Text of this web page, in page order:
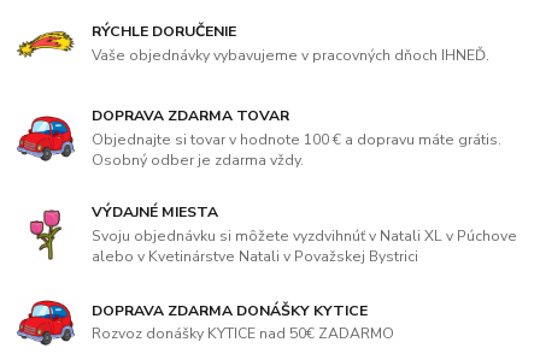
RÝCHLE DORUČENIE
Vaše objednávky vybavujeme v pracovných dňoch IHNEĎ.
DOPRAVA ZDARMA TOVAR
Objednajte si tovar v hodnote 100 € a dopravu máte grátis.
Osobný odber je zdarma vždy.
VÝDAJNÉ MIESTA
Svoju objednávku si môžete vyzdvihnúť v Natali XL v Púchove
alebo v Kvetinárstve Natali v Považskej Bystrici
DOPRAVA ZDARMA DONÁŠKY KYTICE
Rozvoz donášky KYTICE nad 50€ ZADARMO